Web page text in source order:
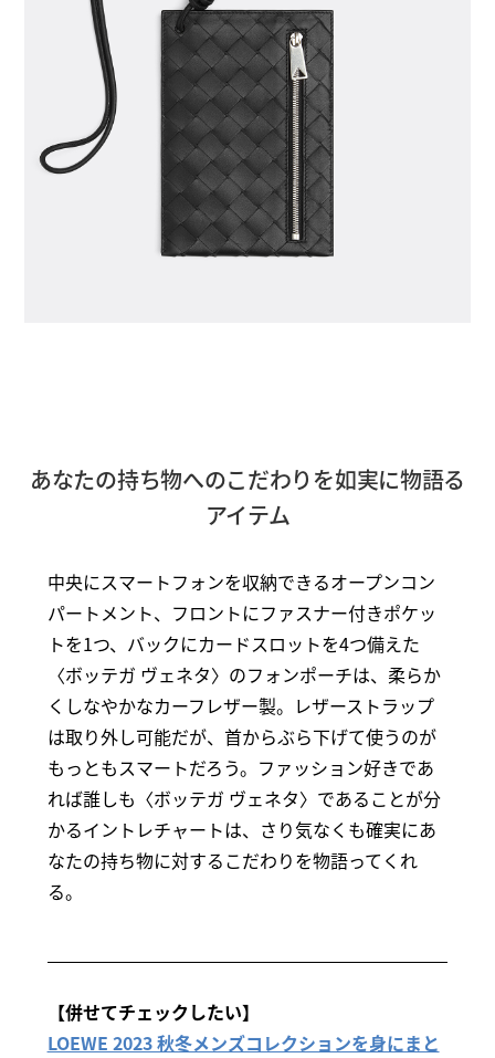
あなたの持ち物へのこだわりを如実に物語る
アイテム
中央にスマートフォンを収納できるオープンコン
パートメント、フロントにファスナー付きポケッ
トを1つ、バックにカードスロットを4つ備えた
〈ボッテガ ヴェネタ〉のフォンポーチは、柔らか
くしなやかなカーフレザー製。レザーストラップ
は取り外し可能だが、首からぶら下げて使うのが
もっともスマートだろう。ファッション好きであ
れば誰しも〈ボッテガ ヴェネタ〉であることが分
かるイントレチャートは、さり気なくも確実にあ
なたの持ち物に対するこだわりを物語ってくれ
る。
【併せてチェックしたい】
LOEWE 2023 秋冬メンズコレクションを身にまと